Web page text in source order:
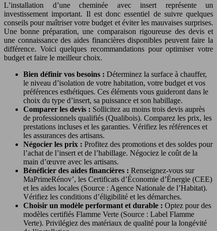
L’installation d’une cheminée avec insert représente un
investissement important. Il est donc essentiel de suivre quelques
conseils pour maîtriser votre budget et éviter les mauvaises surprises.
Une bonne préparation, une comparaison rigoureuse des devis et
une connaissance des aides financières disponibles peuvent faire la
différence. Voici quelques recommandations pour optimiser votre
budget et faire le meilleur choix.
Bien définir vos besoins : Déterminez la surface à chauffer,
le niveau d’isolation de votre habitation, votre budget et vos
préférences esthétiques. Ces éléments vous guideront dans le
choix du type d’insert, sa puissance et son habillage.
Comparer les devis : Sollicitez au moins trois devis auprès
de professionnels qualifiés (Qualibois). Comparez les prix, les
prestations incluses et les garanties. Vérifiez les références et
les assurances des artisans.
Négocier les prix : Profitez des promotions et des soldes pour
l’achat de l’insert et de l’habillage. Négociez le coût de la
main d’œuvre avec les artisans.
Bénéficier des aides financières : Renseignez-vous sur
MaPrimeRénov’, les Certificats d’Économie d’Énergie (CEE)
et les aides locales (Source : Agence Nationale de l’Habitat).
Vérifiez les conditions d’éligibilité et les démarches.
Choisir un modèle performant et durable : Optez pour des
modèles certifiés Flamme Verte (Source : Label Flamme
Verte). Privilégiez des matériaux de qualité pour la longévité